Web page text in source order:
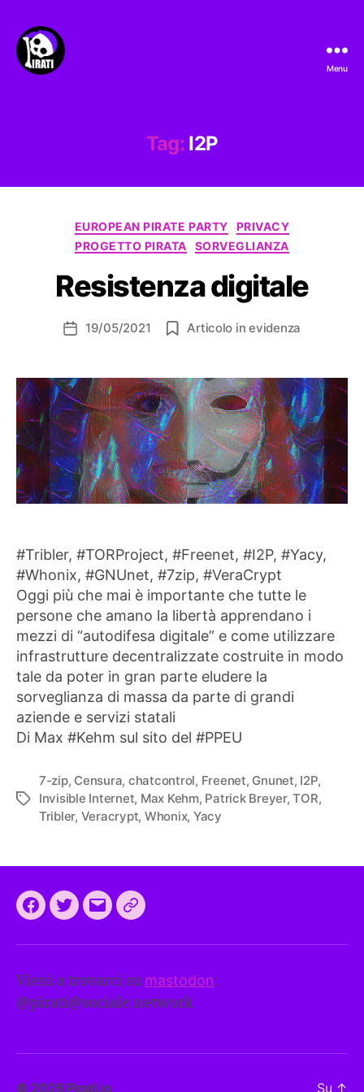
Menu
Tag: I2P
Categorie
EUROPEAN PIRATE PARTY
PRIVACY
PROGETTO PIRATA
SORVEGLIANZA
Resistenza digitale
Data19/05/2021 Articolo in evidenza
#Tribler, #TORProject, #Freenet, #I2P, #Yacy,
#Whonix, #GNUnet, #7zip, #VeraCrypt
Oggi più che mai è importante che tutte le
persone che amano la libertà apprendano i
mezzi di “autodifesa digitale” e come utilizzare
infrastrutture decentralizzate costruite in modo
tale da poter in gran parte eludere la
sorveglianza di massa da parte di grandi
aziende e servizi statali
Di Max #Kehm sul sito del #PPEU
Tag
7-zip, Censura, chatcontrol, Freenet, Gnunet, I2P,
Invisible Internet, Max Kehm, Patrick Breyer,TOR,
Tribler, Veracrypt, Whonix, Yacy
Facebook
TwitterEmailCEEP
programma
comune
Vieni a trovarci su mastodon:
@pirati@sociale.network
© 2026 Pirati.io Su ↑